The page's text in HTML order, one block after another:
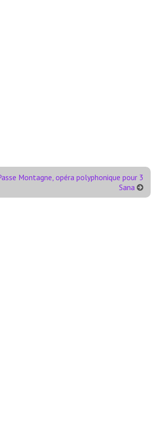
Montagne, opéra polyphonique pour 3
Sana